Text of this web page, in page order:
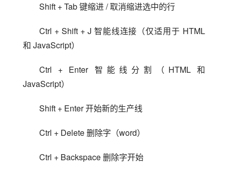
Shift + Tab 键缩进 / 取消缩进选中的行
Ctrl + Shift + J 智能线连接（仅适用于 HTML
和 JavaScript）
Ctrl + Enter 智能线分割（HTML 和
JavaScript）
Shift + Enter 开始新的生产线
Ctrl + Delete 删除字（word）
Ctrl + Backspace 删除字开始